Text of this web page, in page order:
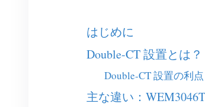
はじめに
Double-CT 設置とは？
Double-CT 設置の利点
主な違い：